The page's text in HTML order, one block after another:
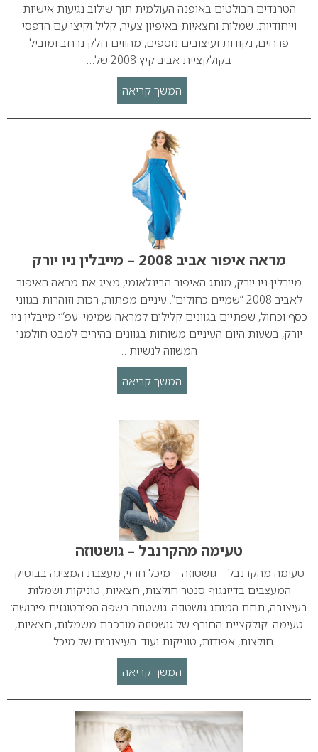
הטרנדים הבולטים באופנה העולמית תוך שילוב נגיעות אישיות
וייחודיות. שמלות וחצאיות באיפיון צעיר, קליל וקיצי עם הדפסי
פרחים, נקודות ועיצובים נוספים, מהווים חלק נרחב ומוביל
בקולקציית אביב קיץ 2008 של…
המשך קריאה
מראה איפור אביב 2008 – מייבלין ניו יורק
מייבלין ניו יורק, מותג האיפור הבינלאומי, מציג את מראה האיפור
לאביב 2008 “שמיים כחולים”. עיניים מפתות, רכות וזוהרות בגווני
כסף וכחול, שפתיים בגוונים קלילים למראה שמימי. עפ”י מייבלין ניו
יורק, בשעות היום העיניים משוחות בגוונים בהירים למבט חולמני
המשווה לנשיות…
המשך קריאה
טעימה מהקרנבל – גושטוזה
טעימה מהקרנבל – גושטוזה – מיכל חרזי, מעצבת המציגה בבוטיק
המעצבים בדיזנגוף סנטר חולצות, חצאיות, טוניקות ושמלות
בעיצובה, תחת המותג גושטוזה. גושטוזה בשפה הפורטוגזית פירושה:
טעימה. קולקציית החורף של גושטוזה מורכבת משמלות, חצאיות,
חולצות, אפודות, טוניקות ועוד. העיצובים של מיכל…
המשך קריאה